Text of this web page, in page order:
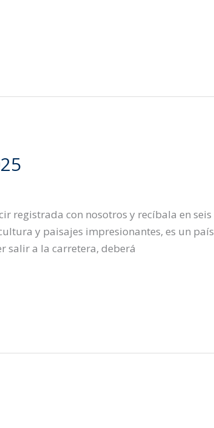
registrada con nosotros y recíbala en seis
y paisajes impresionantes, es un país
salir a la carretera, deberá